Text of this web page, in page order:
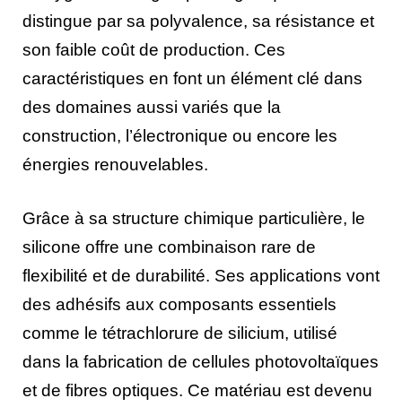
distingue par sa polyvalence, sa résistance et
son faible coût de production. Ces
caractéristiques en font un élément clé dans
des domaines aussi variés que la
construction, l’électronique ou encore les
énergies renouvelables.
Grâce à sa structure chimique particulière, le
silicone offre une combinaison rare de
flexibilité et de durabilité. Ses applications vont
des adhésifs aux composants essentiels
comme le tétrachlorure de silicium, utilisé
dans la fabrication de cellules photovoltaïques
et de fibres optiques. Ce matériau est devenu